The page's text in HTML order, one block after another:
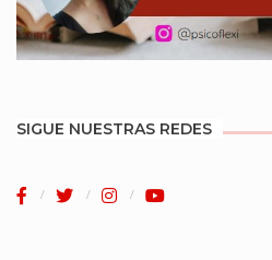
SIGUE NUESTRAS REDES